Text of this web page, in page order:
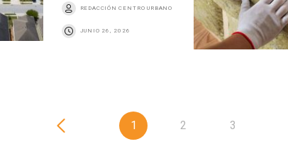
REDACCIÓN CENTRO URBANO
JUNIO 26, 2026
1 2 3